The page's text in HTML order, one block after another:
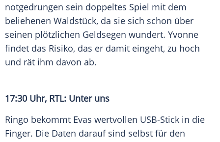
notgedrungen sein doppeltes Spiel mit dem
beliehenen Waldstück, da sie sich schon über
seinen plötzlichen Geldsegen wundert. Yvonne
findet das Risiko, das er damit eingeht, zu hoch
und rät ihm davon ab.
17:30 Uhr, RTL: Unter uns
Ringo bekommt Evas wertvollen USB-Stick in die
Finger. Die Daten darauf sind selbst für den